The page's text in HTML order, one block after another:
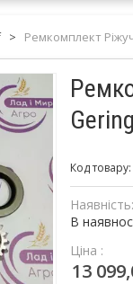
> Ремкомплект
Код товару:
Наявність:
В
Ціна :
13